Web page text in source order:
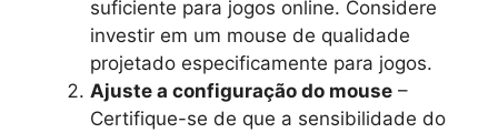
suficiente para jogos online. Considere
investir em um mouse de qualidade
projetado especificamente para jogos.
Ajuste a configuração do mouse –
Certifique-se de que a sensibilidade do